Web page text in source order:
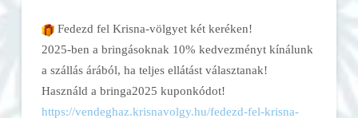
Fedezd fel Krisna-völgyet két keréken!
2025-ben a bringásoknak 10% kedvezményt kínálunk
a szállás árából, ha teljes ellátást választanak!
Használd a bringa2025 kuponkódot!
https://vendeghaz.krisnavolgy.hu/fedezd-fel-krisna-